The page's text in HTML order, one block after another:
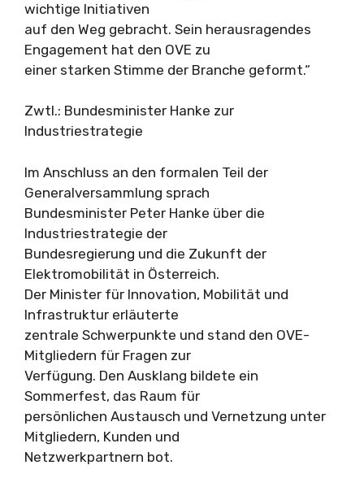
wichtige Initiativen
auf den Weg gebracht. Sein herausragendes
Engagement hat den OVE zu
einer starken Stimme der Branche geformt.“
Zwtl.: Bundesminister Hanke zur
Industriestrategie
Im Anschluss an den formalen Teil der
Generalversammlung sprach
Bundesminister Peter Hanke über die
Industriestrategie der
Bundesregierung und die Zukunft der
Elektromobilität in Österreich.
Der Minister für Innovation, Mobilität und
Infrastruktur erläuterte
zentrale Schwerpunkte und stand den OVE-
Mitgliedern für Fragen zur
Verfügung. Den Ausklang bildete ein
Sommerfest, das Raum für
persönlichen Austausch und Vernetzung unter
Mitgliedern, Kunden und
Netzwerkpartnern bot.